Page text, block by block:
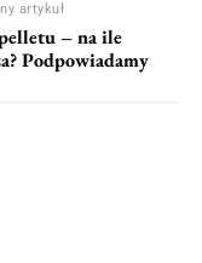
artykuł
– na ile
Podpowiadamy